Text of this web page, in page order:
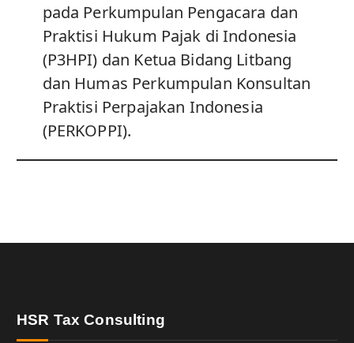
pada Perkumpulan Pengacara dan
Praktisi Hukum Pajak di Indonesia
(P3HPI) dan Ketua Bidang Litbang
dan Humas Perkumpulan Konsultan
Praktisi Perpajakan Indonesia
(PERKOPPI).
HSR Tax Consulting